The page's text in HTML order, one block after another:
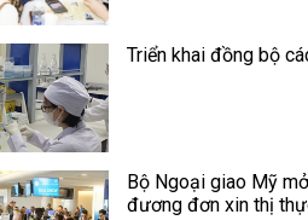
Triển khai đồng bộ
Bộ Ngoại giao Mỹ
đương đơn xin thị